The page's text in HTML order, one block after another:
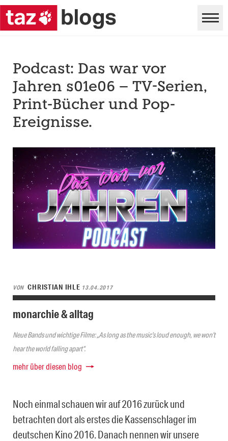
Podcast: Das war vor
Jahren s01e06 – TV-Serien,
Print-Bücher und Pop-
Ereignisse.
VON CHRISTIAN IHLE 13.04.2017
monarchie & alltag
Neue Bands und wichtige Filme: „As long as the music’s loud enough, we won’t
hear the world falling apart“.
mehr über diesen blog
Noch einmal schauen wir auf 2016 zurück und
betrachten dort als erstes die Kassenschlager im
deutschen Kino 2016. Danach nennen wir unsere